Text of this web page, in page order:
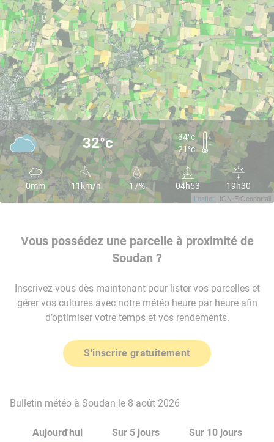
Leaflet | IGN-F/Geoportail
32°c
34°c
21°c
0mm 11km/h 17% 04h53 19h30
Vous possédez une parcelle à proximité de
Soudan ?
Inscrivez-vous dès maintenant pour lister vos parcelles et
gérer vos cultures avec notre météo heure par heure afin
d’optimiser votre temps et vos rendements.
S'inscrire gratuitement
Bulletin météo à Soudan le 8 août 2026
Aujourd'hui Sur 5 jours Sur 10 jours